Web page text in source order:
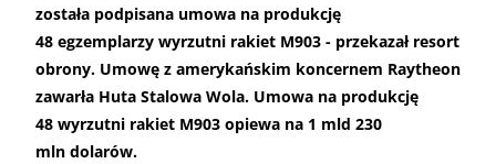
została podpisana umowa na produkcję
48 egzemplarzy wyrzutni rakiet M903 - przekazał resort
obrony. Umowę z amerykańskim koncernem Raytheon
zawarła Huta Stalowa Wola. Umowa na produkcję
48 wyrzutni rakiet M903 opiewa na 1 mld 230
mln dolarów.